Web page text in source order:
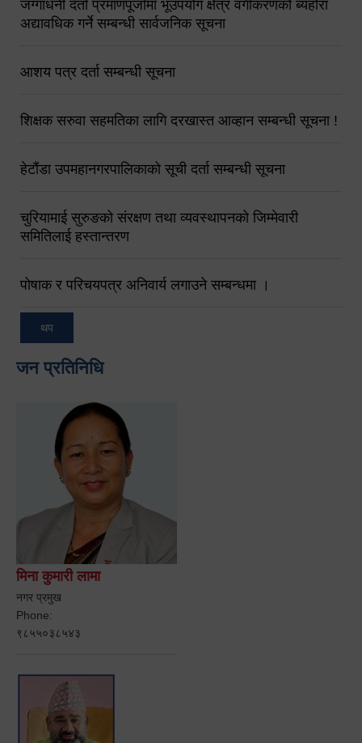
जग्गाधनी दर्ता प्रमाणपूर्जामा भूउपयोग क्षेत्र वर्गीकरणको ब्यहोरा
अद्यावधिक गर्ने सम्बन्धी सार्वजनिक सूचना
आशय पत्र दर्ता सम्बन्धी सूचना
शिक्षक सरुवा सहमतिका लागि दरखास्त आव्हान सम्बन्धी सूचना !
हेटौंडा उपमहानगरपालिकाको सूची दर्ता सम्बन्धी सूचना
चुरियामाई सुरुङको संरक्षण तथा व्यवस्थापनको जिम्मेवारी
समितिलाई हस्तान्तरण
पोषाक र परिचयपत्र अनिवार्य लगाउने सम्बन्धमा ।
थप
जन प्रतिनिधि
मिना कुमारी लामा
नगर प्रमुख
Phone:
९८५५०३८५४३